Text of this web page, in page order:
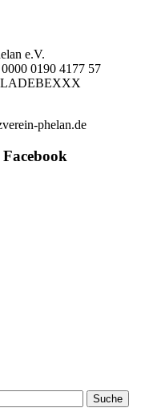
e.V.
0190 4177 57
phelan.de